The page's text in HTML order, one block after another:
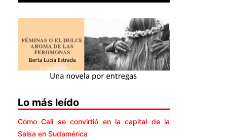
Lo más leído
Cómo Cali se convirtió en la capital de la
Salsa en Sudamérica